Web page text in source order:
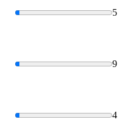
5
9
4